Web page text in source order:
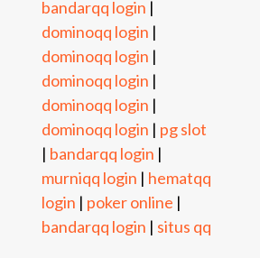
bandarqq login |
dominoqq login |
dominoqq login |
dominoqq login |
dominoqq login |
dominoqq login | pg slot
| bandarqq login |
murniqq login | hematqq
login | poker online |
bandarqq login | situs qq